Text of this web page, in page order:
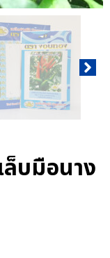
บมือนาง